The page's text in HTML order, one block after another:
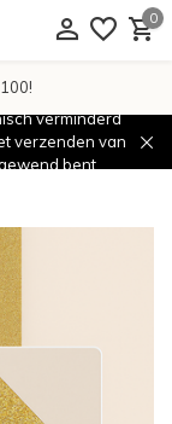
0
verminderd
verzenden van
bent.